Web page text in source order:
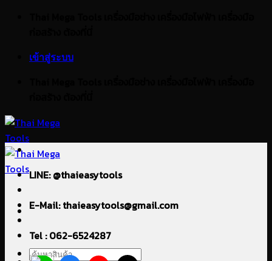
เข้าสู่ระบบ
ค้นหา:
LINE: @thaieasytools
E-Mail: thaieasytools@gmail.com
Tel : 062-6524287